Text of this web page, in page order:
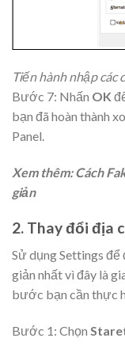
Tiến hành nhập các
Bước 7: Nhấn OK
bạn đã hoàn thành
Panel.
Xem thêm: Cách
giản
2. Thay đổi địa
Sử dụng Settings
giản nhất vì đây là
bước bạn cần thực
Bước 1: Chọn